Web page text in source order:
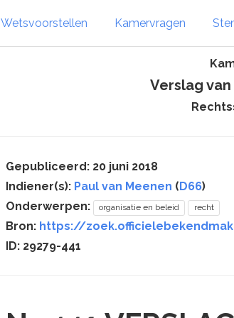
Wetsvoorstellen Kamervragen
Verslag
Gepubliceerd: 20 juni 2018
Indiener(s): Paul van Meenen (D66)
Onderwerpen:
organisatie en beleid recht
Bron: https://
ID: 29279-441